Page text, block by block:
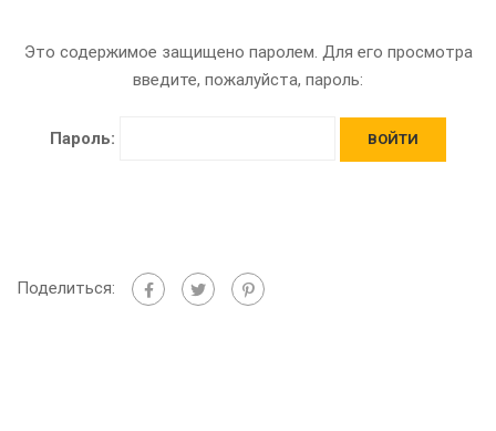
Это содержимое защищено паролем. Для его просмотра
введите, пожалуйста, пароль:
Пароль:
Поделиться: